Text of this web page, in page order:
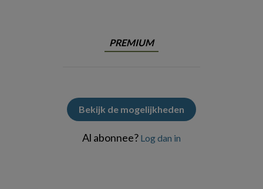
PREMIUM
Bekijk de mogelijkheden
Al abonnee? Log dan in